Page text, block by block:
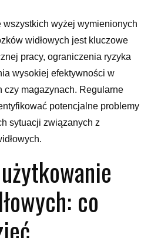
wszystkich wyżej wymienionych
widłowych jest kluczowe
pracy, ograniczenia ryzyka
wysokiej efektywności w
czy magazynach. Regularne
potencjalne problemy
sytuacji związanych z
co